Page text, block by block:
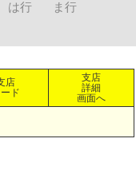
は行
ま行
店
ド
支店
詳細
画面へ